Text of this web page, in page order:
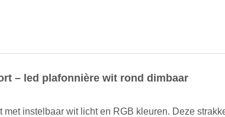
– led plafonnière wit rond dimbaar
instelbaar wit licht en RGB kleuren. Deze